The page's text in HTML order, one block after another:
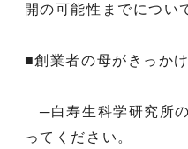
開の可能性までについ
■創業者の母がきっかけ
─白寿生科学研究所
ってください。